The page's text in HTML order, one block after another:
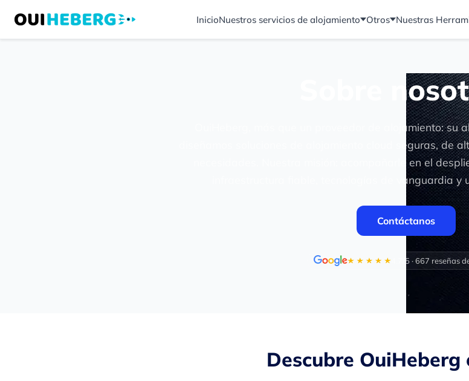
InicioNuestros servicios de alojamiento Otros Nuestras
Sobre
OuiHeberg, más que un proveedor de alojamiento: su
diseñamos soluciones de alojamiento cloud seguras, de
necesidades. Nuestra misión: acompañarle en el
infraestructura fiable, tecnologías de vanguardia y
Contáctanos
4.7/5 · 667 reseñas
Descubre OuiHeberg